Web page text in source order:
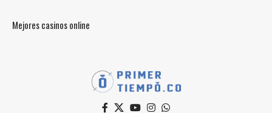
Mejores casinos online